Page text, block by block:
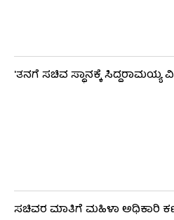
'ತನಗೆ ಸಚಿವ ಸ್ಥಾನಕ್ಕೆ ಸಿದ್ದರಾಮಯ್ಯ
ಸಚಿವರ ಮಾತಿಗೆ ಮಹಿಳಾ ಅಧಿಕಾರಿ